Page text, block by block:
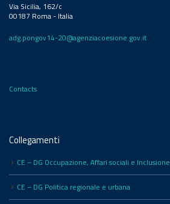
Via Sicilia, 162/c
00187 Roma - Italia
adg.pongov14-20@agenziacoesione.gov.it
Contacts
Collegamenti
CE – DG Occupazione, Affari sociali e Inclusione
CE – DG Politica regionale e urbana